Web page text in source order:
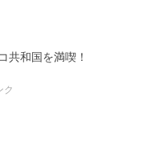
共和国を満喫！
ク